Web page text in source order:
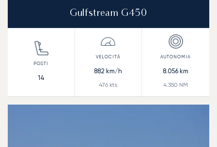
Gulfstream G450
14
882 km/h
476 kts
8.056 km
4.350 NM